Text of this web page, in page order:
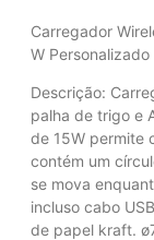
Carregador
W
Descrição:
palha de trigo e
de 15W permite
contém um
se mova
incluso cabo
de papel kraft.